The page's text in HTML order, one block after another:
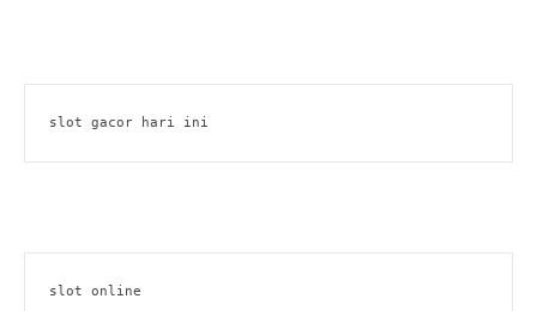
slot gacor hari ini
slot online